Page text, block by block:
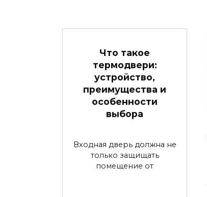
Что такое
термодвери:
устройство,
преимущества и
особенности
выбора
Входная дверь должна не
только защищать
помещение от